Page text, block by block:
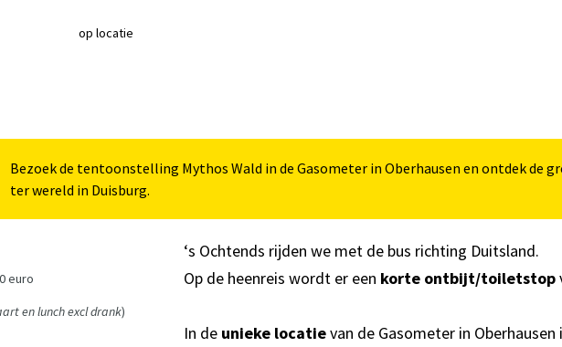
op locatie
Bezoek de tentoonstelling Mythos Wald in de Gasometer in Oberhausen en ontdek de
ter wereld in Duisburg.
‘s Ochtends rijden we met de bus richting Duitsland.
Op de heenreis wordt er een korte ontbijt/toiletstop
In deunieke locatievan de Gasometer in
euro
en lunch excl drank)